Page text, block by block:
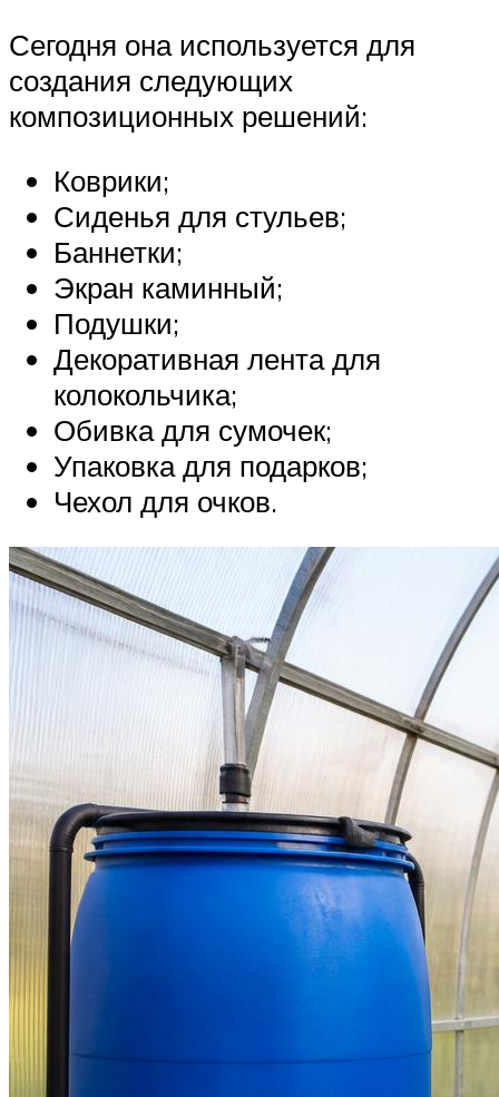
Сегодня она используется для
создания следующих
композиционных решений:
Коврики;
Сиденья для стульев;
Баннетки;
Экран каминный;
Подушки;
Декоративная лента для
колокольчика;
Обивка для сумочек;
Упаковка для подарков;
Чехол для очков.